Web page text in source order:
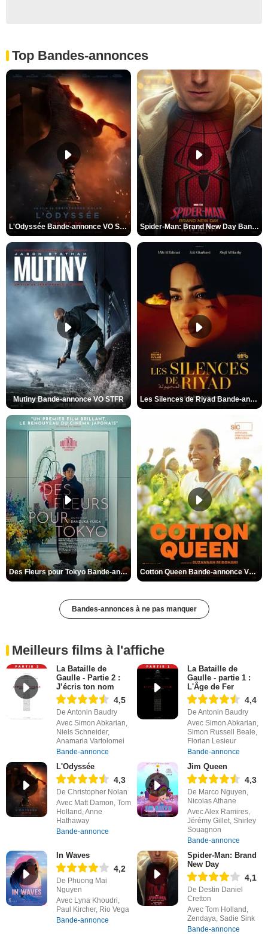
Top Bandes-annonces
L'Odyssée Bande-annonce VO STFR Spider-Man: Brand New Day Bande-annonce VO STFR
Mutiny Bande-annonce VO STFR Les Silences de Riyad Bande-annonce VO STFR
Des Fleurs pour Tokyo Bande-annonce VO STFR Cotton Queen Bande-annonce VO STFR
Bandes-annonces à ne pas manquer
Meilleurs films à l'affiche
La Bataille de
Gaulle - Partie 2 :
J’écris ton nom
4,5
De Antonin Baudry
Avec Simon Abkarian,
Niels Schneider,
Anamaria Vartolomei
Bande-annonce
La Bataille de
Gaulle - partie 1 :
L'Âge de Fer
4,4
De Antonin Baudry
Avec Simon Abkarian,
Simon Russell Beale,
Florian Lesieur
Bande-annonce
L'Odyssée
4,3
De Christopher Nolan
Avec Matt Damon, Tom
Holland, Anne
Hathaway
Bande-annonce
Jim Queen
4,3
De Marco Nguyen,
Nicolas Athane
Avec Alex Ramires,
Jérémy Gillet, Shirley
Souagnon
Bande-annonce
In Waves
4,2
De Phuong Mai
Nguyen
Avec Lyna Khoudri,
Paul Kircher, Rio Vega
Bande-annonce
Spider-Man: Brand
New Day
4,1
De Destin Daniel
Cretton
Avec Tom Holland,
Zendaya, Sadie Sink
Bande-annonce